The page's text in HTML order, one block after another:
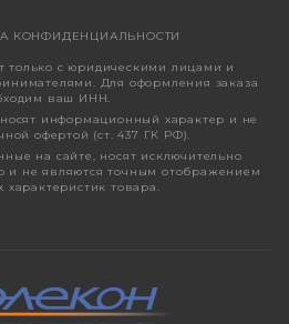
КОНФИДЕНЦИАЛЬНОСТИ
только с юридическими лицами и
Для оформления заказа
ваш ИНН.
информационный характер и не
офертой (ст. 437 ГК РФ).
на сайте, носят исключительно
и не являются точным отображением
характеристик товара.